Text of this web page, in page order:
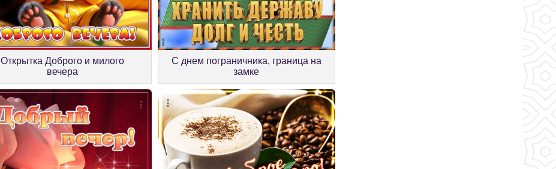
Открытка Доброго и милого
вечера
С днем пограничника, граница на
замке